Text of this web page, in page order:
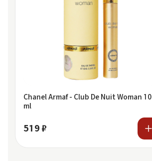
Chanel Armaf - Club De Nuit Woman 10
ml
519 ₽